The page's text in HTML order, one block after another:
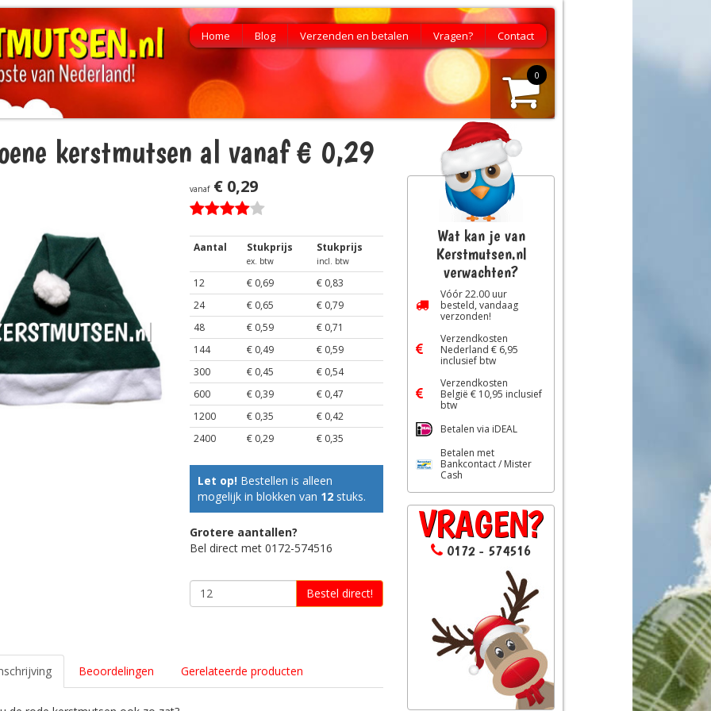
Home Blog Verzenden en betalen Vragen? Contact
0
kerstmutsen al vanaf € 0,29
vanaf€ 0,29
Aantal Stukprijs
ex. btw
Stukprijs
incl. btw
12 € 0,69
€ 0,83
24
€ 0,65
€ 0,79
48
€ 0,59
€ 0,71
144
€ 0,49
€ 0,59
300
€ 0,45
€ 0,54
600
€ 0,39
€ 0,47
1200
€ 0,35
€ 0,42
2400
€ 0,29 € 0,35
Let op!Bestellen is alleen
mogelijk in blokken van 12stuks.
Grotere aantallen?
Bel direct met 0172-574516
Bestel direct!
Beoordelingen Gerelateerde producten
Wat kan je van
Kerstmutsen.nl
verwachten?
Vóór22.00 uur
besteld, vandaag
verzonden!
Verzendkosten
Nederland € 6,95
inclusief btw
Verzendkosten
België € 10,95 inclusief
btw
Betalen via iDEAL
Betalen met
Bankcontact / Mister
Cash
VRAGEN?
0172 - 574516